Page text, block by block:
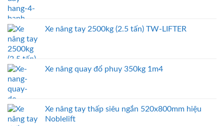
Xe nâng tay 2500kg (2.5 tấn) TW-LIFTER
Xe nâng quay đổ phuy 350kg 1m4
Xe nâng tay thấp siêu ngắn 520x800mm hiệu
Noblelift